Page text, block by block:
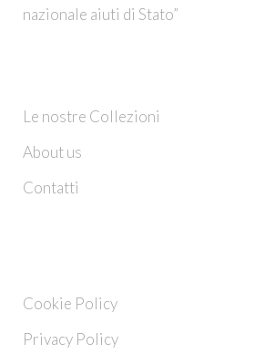
nazionale aiuti di Stato”
Le nostre Collezioni
About us
Contatti
Cookie Policy
Privacy Policy